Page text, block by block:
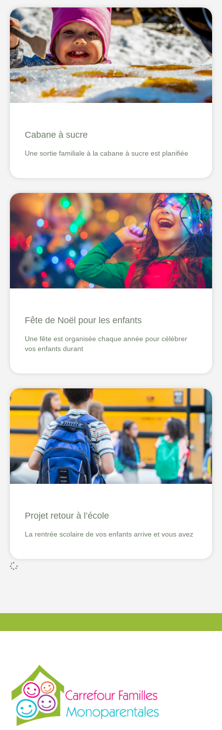
Cabane à sucre
Une sortie familiale à la cabane à sucre est planifiée
Fête de Noël pour les enfants
Une fête est organisée chaque année pour célébrer
vos enfants durant
Projet retour à l’école
La rentrée scolaire de vos enfants arrive et vous avez